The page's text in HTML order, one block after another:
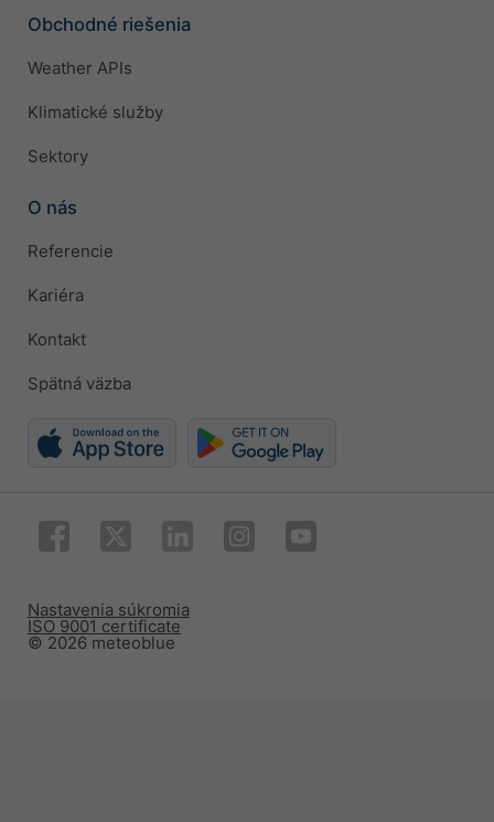
Obchodné riešenia
Weather APIs
Klimatické služby
Sektory
O nás
Referencie
Kariéra
Kontakt
Spätná väzba
© 2026 meteoblue
ISO 9001 certificate
Nastavenia súkromia